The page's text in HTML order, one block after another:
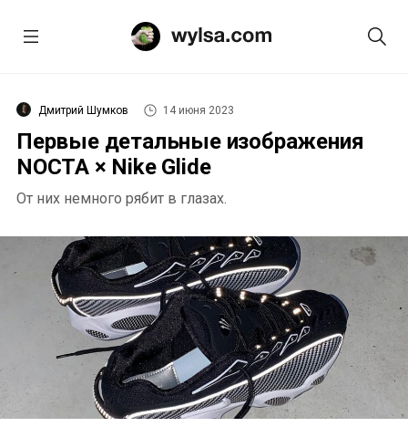
Дмитрий Шумков 14 июня 2023
Первые детальные изображения
NOCTA × Nike Glide
От них немного рябит в глазах.